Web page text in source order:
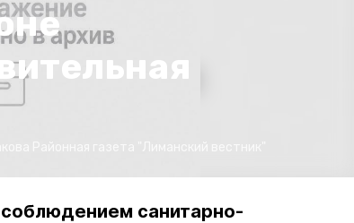
санитарно-